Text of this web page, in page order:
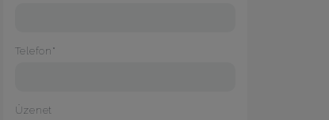
Telefon*
Üzenet